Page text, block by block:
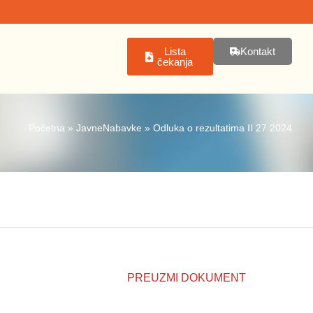
Lista
čekanja
Kontakt
Početna» JavneNabavke » Odluka o rezultatima II 27 2024
PREUZMI DOKUMENT